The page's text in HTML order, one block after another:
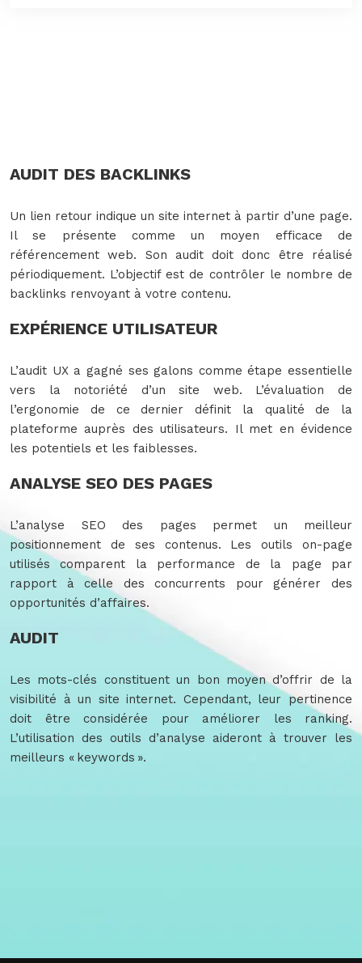
AUDIT DES BACKLINKS
Un lien retour indique un site internet à partir d’une page.
Il se présente comme un moyen efficace de
référencement web. Son audit doit donc être réalisé
périodiquement. L’objectif est de contrôler le nombre de
backlinks renvoyant à votre contenu.
EXPÉRIENCE UTILISATEUR
L’audit UX a gagné ses galons comme étape essentielle
vers la notoriété d’un site web. L’évaluation de
l’ergonomie de ce dernier définit la qualité de la
plateforme auprès des utilisateurs. Il met en évidence
les potentiels et les faiblesses.
ANALYSE SEO DES PAGES
L’analyse SEO des pages permet un meilleur
positionnement de ses contenus. Les outils on-page
utilisés comparent la performance de la page par
rapport à celle des concurrents pour générer des
opportunités d’affaires.
AUDIT
Les mots-clés constituent un bon moyen d’offrir de la
visibilité à un site internet. Cependant, leur pertinence
doit être considérée pour améliorer les ranking.
L’utilisation des outils d’analyse aideront à trouver les
meilleurs « keywords ».